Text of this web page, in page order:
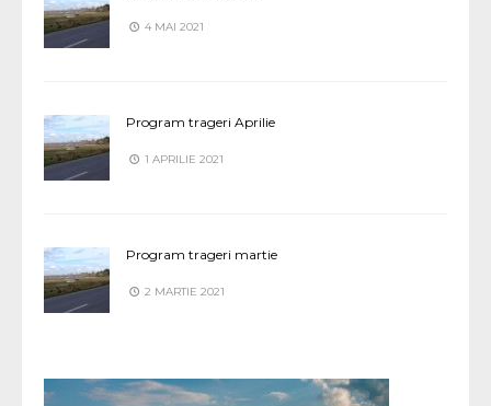
4 MAI 2021
Program trageri Aprilie
1 APRILIE 2021
Program trageri martie
2 MARTIE 2021